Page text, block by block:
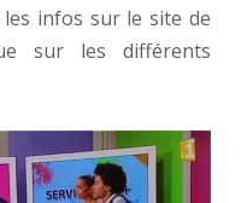
infos sur le site de
sur les différents